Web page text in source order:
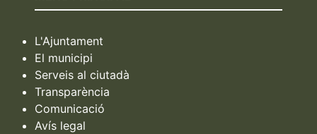
L'Ajuntament
El municipi
Serveis al ciutadà
Transparència
Comunicació
Avís legal